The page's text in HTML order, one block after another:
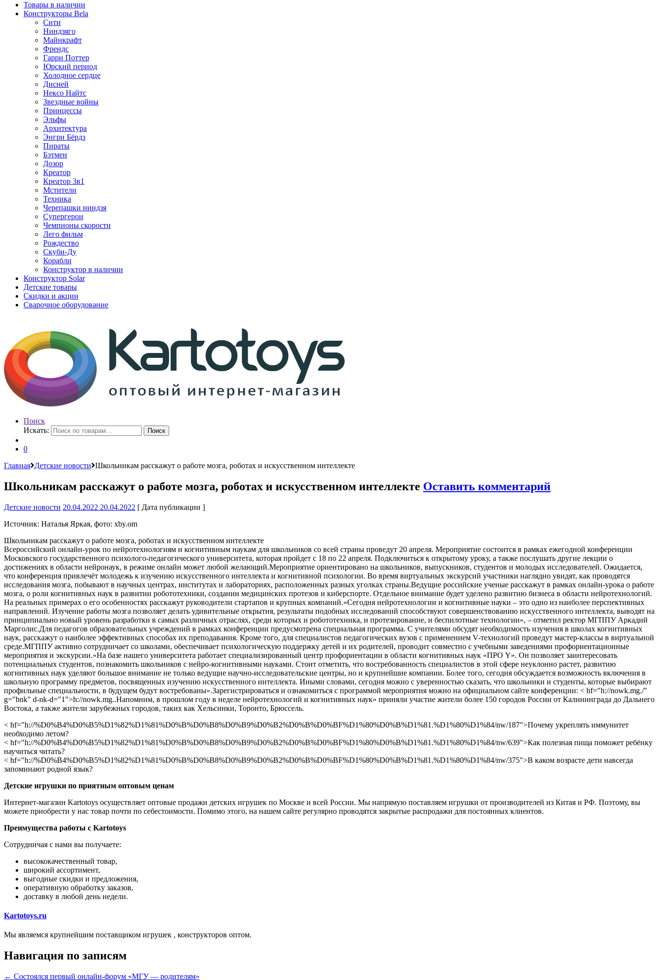
Товары в наличии
Конструкторы Bela
Сити
Ниндзяго
Майнкрафт
Френдс
Гарри Поттер
Юрский период
Холодное сердце
Дисней
Нексо Найтс
Звездные войны
Принцессы
Эльфы
Архитектура
Энгри Бёрдз
Пираты
Бэтмен
Дозор
Креатор
Креатор 3в1
Мстители
Техника
Черепашки ниндзя
Супергерои
Чемпионы скорости
Лего фильм
Рождество
Скуби-Ду
Корабли
Конструктор в наличии
Конструктор Solar
Детские товары
Скидки и акции
Сварочное оборудование
Поиск
Искать:
Поиск
0
Главная Детские новости Школьникам расскажут о работе мозга, роботах и искусственном интеллекте
Школьникам расскажут о работе мозга, роботах и искусственном интеллекте Оставить комментарий
Детские новости 20.04.2022 20.04.2022 [ Дата публикации ]
Источник: Наталья Яркая, фото: xby.om
Школьникам расскажут о работе мозга, роботах и искусственном интеллекте
Всероссийский онлайн-урок по нейротехнологиям и когнитивным наукам для школьников со всей страны проведут 20 апреля. Мероприятие состоится в рамках ежегодной конференции
Московского государственного психолого-педагогического университета, которая пройдет с 18 по 22 апреля. Подключиться к открытому уроку, а также послушать другие лекции о
достижениях в области нейронаук, в режиме онлайн может любой желающий.Мероприятие ориентировано на школьников, выпускников, студентов и молодых исследователей. Ожидается,
что конференция привлечёт молодежь к изучению искусственного интеллекта и когнитивной психологии. Во время виртуальных экскурсий участники наглядно увидят, как проводятся
исследования мозга, побывают в научных центрах, институтах и лабораториях, расположенных разных уголках страны.Ведущие российские ученые расскажут в рамках онлайн-урока о работе
мозга, о роли когнитивных наук в развитии робототехники, создании медицинских протезов и киберспорте. Отдельное внимание будет уделено развитию бизнеса в области нейротехнологий.
На реальных примерах о его особенностях расскажут руководители стартапов и крупных компаний.«Сегодня нейротехнологии и когнитивные науки – это одно из наиболее перспективных
направлений. Изучение работы мозга позволяет делать удивительные открытия, результаты подобных исследований способствуют совершенствованию искусственного интеллекта, выводят на
принципиально новый уровень разработки в самых различных отраслях, среди которых и робототехника, и протезирование, и беспилотные технологии», – отметил ректор МГППУ Аркадий
Марголис.Для педагогов образовательных учреждений в рамках конференции предусмотрена специальная программа. С учителями обсудят необходимость изучения в школах когнитивных
наук, расскажут о наиболее эффективных способах их преподавания. Кроме того, для специалистов педагогических вузов с применением V-технологий проведут мастер-классы в виртуальной
среде.МГППУ активно сотрудничает со школами, обеспечивает психологическую поддержку детей и их родителей, проводит совместно с учебными заведениями профориентационные
мероприятия и экскурсии.«На базе нашего университета работает специализированный центр профориентации в области когнитивных наук «ПРО Y». Он позволяет заинтересовать
потенциальных студентов, познакомить школьников с нейро-когнитивными науками. Стоит отметить, что востребованность специалистов в этой сфере неуклонно растет, развитию
когнитивных наук уделяют большое внимание не только ведущие научно-исследовательские центры, но и крупнейшие компании. Более того, сегодня обсуждается возможность включения в
школьную программу предметов, посвященных изучению искусственного интеллекта. Иными словами, сегодня можно с уверенностью сказать, что школьники и студенты, которые выбирают
профильные специальности, в будущем будут востребованы».Зарегистрироваться и ознакомиться с программой мероприятия можно на официальном сайте конференции: < hf="h://nowk.mg./"
g="bnk" d-nk-d="1">h://nowk.mg..Напомним, в прошлом году в неделе нейротехнологий и когнитивных наук» приняли участие жители более 150 городов России от Калининграда до Дальнего
Востока, а также жители зарубежных городов, таких как Хельсинки, Торонто, Брюссель.
< hf="h://%D0%B4%D0%B5%D1%82%D1%81%D0%B%D0%B8%D0%B9%D0%B2%D0%B%D0%BF%D1%80%D0%B%D1%81.%D1%80%D1%84/nw/187">Почему укреплять иммунитет
необходимо летом?
< hf="h://%D0%B4%D0%B5%D1%82%D1%81%D0%B%D0%B8%D0%B9%D0%B2%D0%B%D0%BF%D1%80%D0%B%D1%81.%D1%80%D1%84/nw/639">Как полезная пища поможет ребёнку
научиться читать?
< hf="h://%D0%B4%D0%B5%D1%82%D1%81%D0%B%D0%B8%D0%B9%D0%B2%D0%B%D0%BF%D1%80%D0%B%D1%81.%D1%80%D1%84/nw/375">В каком возрасте дети навсегда
запоминают родной язык?
Детские игрушки по приятным оптовым ценам
Интернет-магазин Kartotoys осуществляет оптовые продажи детских игрушек по Москве и всей России. Мы напрямую поставляем игрушки от производителей из Китая и РФ. Поэтому, вы
можете приобрести у нас товар почти по себестоимости. Помимо этого, на нашем сайте регулярно проводятся закрытые распродажи для постоянных клиентов.
Преимущества работы с Kartotoys
Сотрудничая с нами вы получаете:
высококачественный товар,
широкий ассортимент,
выгодные скидки и предложения,
оперативную обработку заказов,
доставку в любой день недели.
Kartotoys.ru
Мы являемся крупнейшим поставщиком игрушек , конструкторов оптом.
Навигация по записям
← Состоялся первый онлайн-форум «МГУ — родителям»